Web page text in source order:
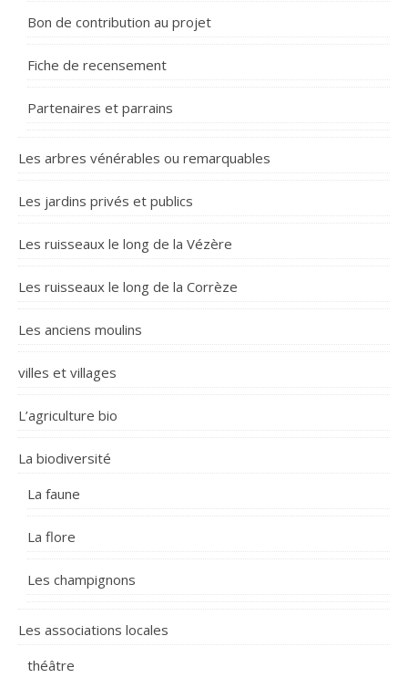
Bon de contribution au projet
Fiche de recensement
Partenaires et parrains
Les arbres vénérables ou remarquables
Les jardins privés et publics
Les ruisseaux le long de la Vézère
Les ruisseaux le long de la Corrèze
Les anciens moulins
villes et villages
L’agriculture bio
La biodiversité
La faune
La flore
Les champignons
Les associations locales
théâtre